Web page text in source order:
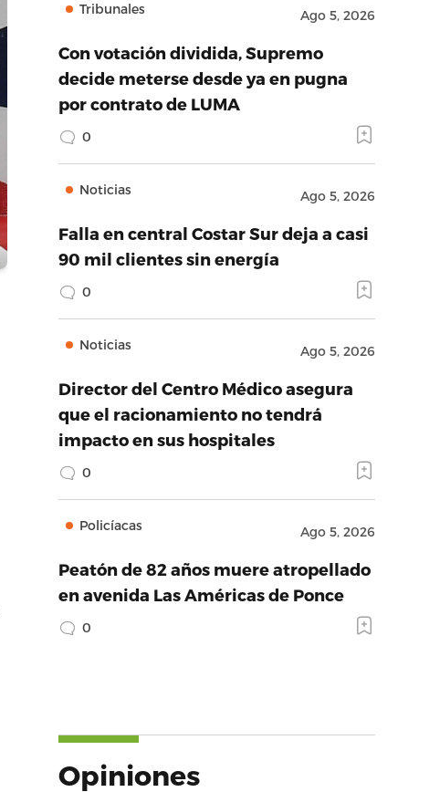
Tribunales Ago 5, 2026
Con votación dividida, Supremo
decide meterse desde ya en pugna
por contrato de LUMA
0
Noticias Ago 5, 2026
Falla en central Costar Sur deja a casi
90 mil clientes sin energía
0
Noticias Ago 5, 2026
Director del Centro Médico asegura
que el racionamiento no tendrá
impacto en sus hospitales
0
Policíacas Ago 5, 2026
Peatón de 82 años muere atropellado
en avenida Las Américas de Ponce
0
Opiniones